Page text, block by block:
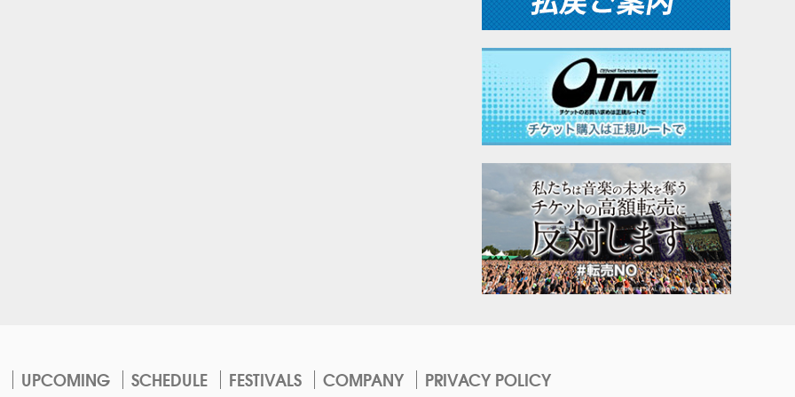
UPCOMING SCHEDULE FESTIVALS COMPANY PRIVACY POLICY